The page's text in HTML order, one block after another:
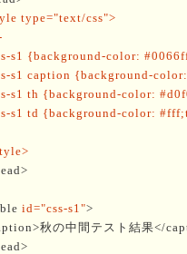
type="text/css">
s1 {background-color:
s1 caption {background-
s1 th {background-color:
s1 td {background-color:
id="css-s1">
秋の中間テスト結果</